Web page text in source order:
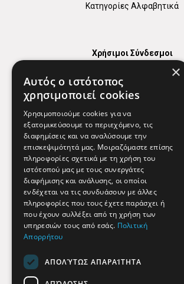
Κατηγορίες Αλφαβητικά
Χρήσιμοι Σύνδεσμοι
Χρήσιμα Τηλέφωνα
Εφημερεύοντα Φαρμακεία
Απόρρητο
Όροι Χρήσης
Πολιτική προστασίας
Findhere
Social Media
×
Αυτός ο ιστότοπος
χρησιμοποιεί cookies
Χρησιμοποιούμε cookies για να
εξατομικεύσουμε το περιεχόμενο, τις
διαφημίσεις και να αναλύσουμε την
επισκεψιμότητά μας. Μοιραζόμαστε επίσης
πληροφορίες σχετικά με τη χρήση του
ιστότοπού μας με τους συνεργάτες
διαφήμισης και ανάλυσης, οι οποίοι
ενδέχεται να τις συνδυάσουν με άλλες
πληροφορίες που τους έχετε παράσχει ή
που έχουν συλλέξει από τη χρήση των
υπηρεσιών τους από εσάς. Πολιτική
Απορρήτου
ΑΠΟΛΎΤΩΣ ΑΠΑΡΑΊΤΗΤΑ